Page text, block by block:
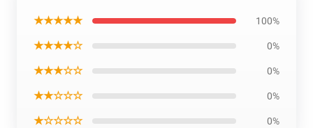
★★★★★ 100%
★★★★☆ 0%
★★★☆☆ 0%
★★☆☆☆ 0%
★☆☆☆☆ 0%